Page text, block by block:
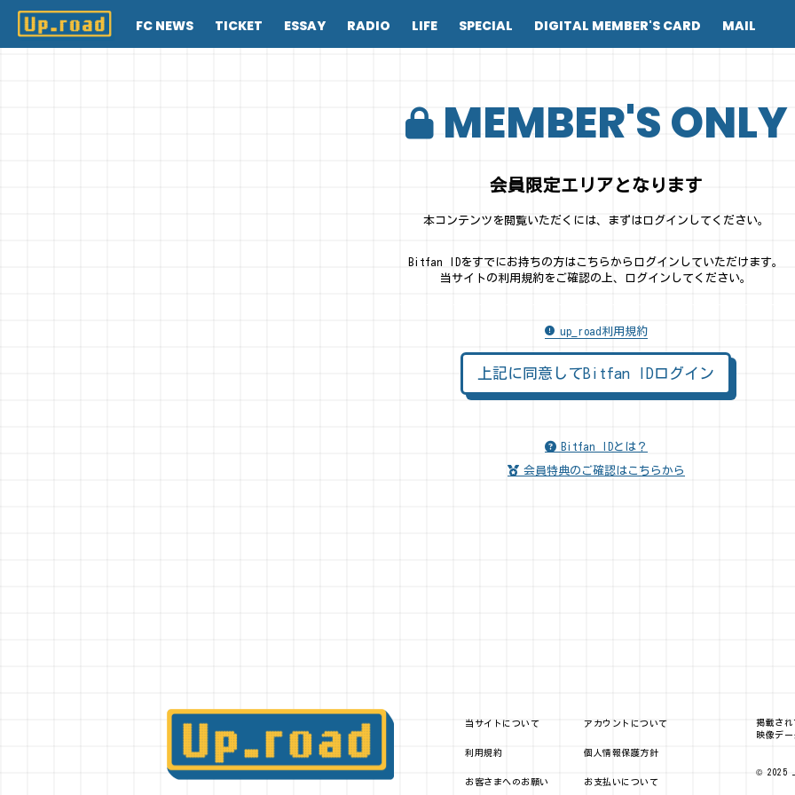
FC NEWS TICKET ESSAY RADIO LIFE SPECIAL DIGITAL MEMBER'S CARD MAIL
MEMBER'S ONLY
会員限定エリアとなります
本コンテンツを閲覧いただくには、まずはログインしてください。
Bitfan IDをすでにお持ちの方はこちらからログインしていただけます。
当サイトの利用規約をご確認の上、ログインしてください。
up_road利用規約
上記に同意してBitfan IDログイン
Bitfan IDとは？
会員特典のご確認はこちらから
当サイトについて アカウントについて
利用規約 個人情報保護方針
お客さまへのお願い お支払いについて
掲載され
映像デ
© 2025